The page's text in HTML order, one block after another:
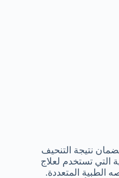
نتيجة التنحيف
التي تستخدم لعلاج
الطبية المتعددة.